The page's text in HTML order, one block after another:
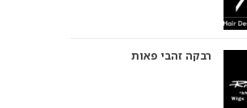
רבקה זהבי פאות